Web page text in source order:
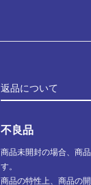
返品について
不良品
商品未開封の場合、商
す。
商品の特性上、商品の